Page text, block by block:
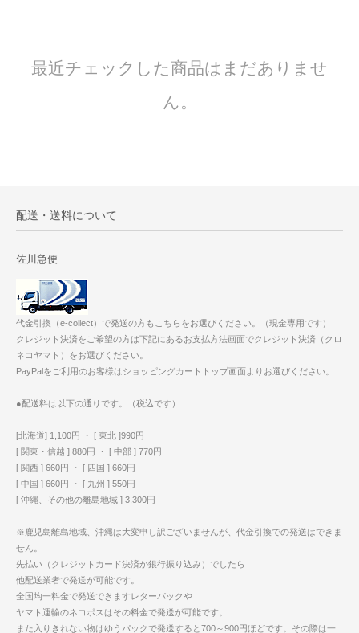
最近チェックした商品はまだありませ
ん。
配送・送料について
佐川急便
代金引換（e-collect）で発送の方もこちらをお選びください。（現金専用です）
クレジット決済をご希望の方は下記にあるお支払方法画面でクレジット決済（クロ
ネコヤマト）をお選びください。
PayPalをご利用のお客様はショッピングカートトップ画面よりお選びください。
●配送料は以下の通りです。（税込です）
[北海道] 1,100円 ・ [ 東北 ]990円
[ 関東・信越 ] 880円 ・ [ 中部 ] 770円
[ 関西 ] 660円 ・ [ 四国 ] 660円
[ 中国 ] 660円 ・ [ 九州 ] 550円
[ 沖縄、その他の離島地域 ] 3,300円
※鹿児島離島地域、沖縄は大変申し訳ございませんが、代金引換での発送はできま
せん。
先払い（クレジットカード決済か銀行振り込み）でしたら
他配送業者で発送が可能です。
全国均一料金で発送できますレターパックや
ヤマト運輸のネコポスはその料金で発送が可能です。
また入りきれない物はゆうパックで発送すると700～900円ほどです。その際は一